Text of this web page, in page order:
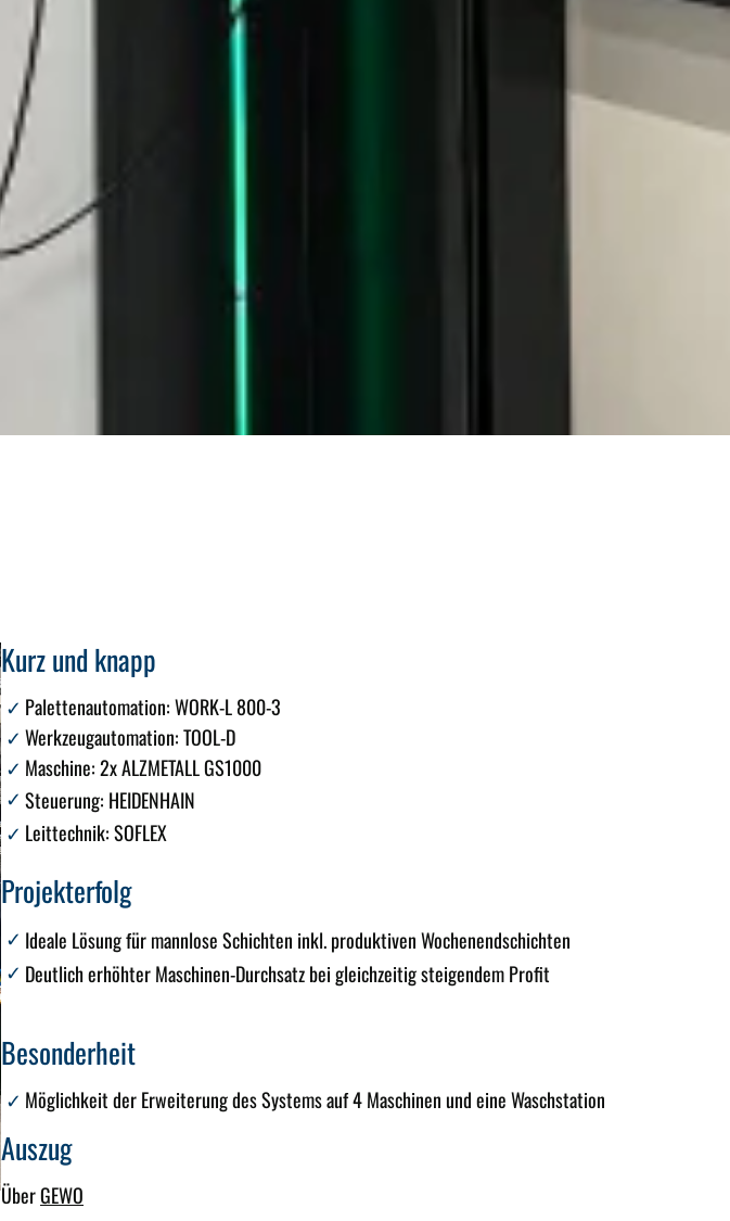
Kurz und knapp
Palettenautomation:WORK-L 800-3
Werkzeugautomation:TOOL-D
Maschine:2x ALZMETALL GS1000
Steuerung: HEIDENHAIN
Leittechnik:SOFLEX
Projekterfolg
Ideale Lösung für mannlose Schichten inkl. produktiven Wochenendschichten
Deutlich erhöhter Maschinen-Durchsatzbei gleichzeitig steigendem Profit
Besonderheit
Möglichkeit der Erweiterung des Systems auf 4 Maschinen und eine Waschstation
Auszug
ÜberGEWO